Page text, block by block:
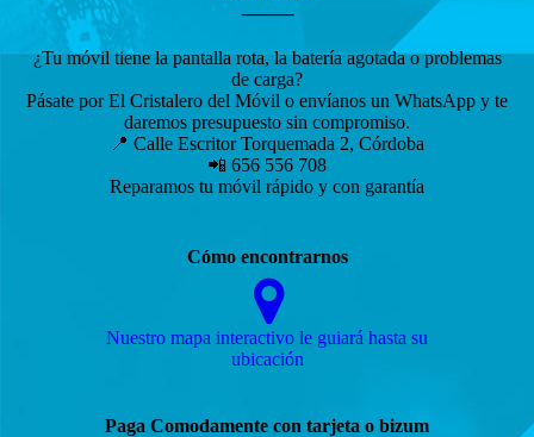
⸻
¿Tu móvil tiene la pantalla rota, la batería agotada o problemas
de carga?
Pásate por El Cristalero del Móvil o envíanos un WhatsApp y te
daremos presupuesto sin compromiso.
📍 Calle Escritor Torquemada 2, Córdoba
📲 656 556 708
Reparamos tu móvil rápido y con garantía
Cómo encontrarnos
Nuestro mapa interactivo le guiará hasta su
ubicación
Paga Comodamente con tarjeta o bizum